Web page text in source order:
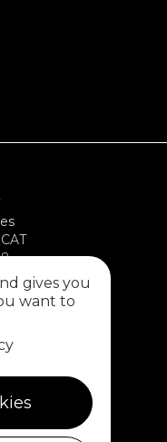
gives you
want to